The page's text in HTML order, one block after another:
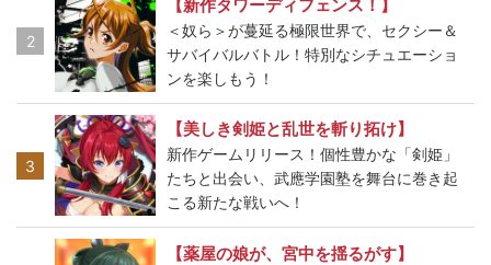
2
【新作タワーディフェンス！】
＜奴ら＞が蔓延る極限世界で、セクシー＆
サバイバルバトル！特別なシチュエーショ
ンを楽しもう！
3
【美しき剣姫と乱世を斬り拓け】
新作ゲームリリース！個性豊かな「剣姫」
たちと出会い、武應学園塾を舞台に巻き起
こる新たな戦いへ！
【薬屋の娘が、宮中を揺るがす】